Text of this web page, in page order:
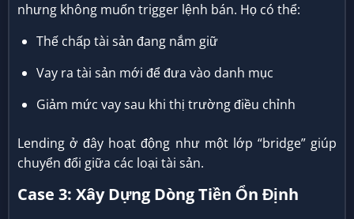
nhưng không muốn trigger lệnh bán. Họ có thể:
Thế chấp tài sản đang nắm giữ
Vay ra tài sản mới để đưa vào danh mục
Giảm mức vay sau khi thị trường điều chỉnh
Lending ở đây hoạt động như một lớp “bridge” giúp
chuyển đổi giữa các loại tài sản.
Case 3: Xây Dựng Dòng Tiền Ổn Định